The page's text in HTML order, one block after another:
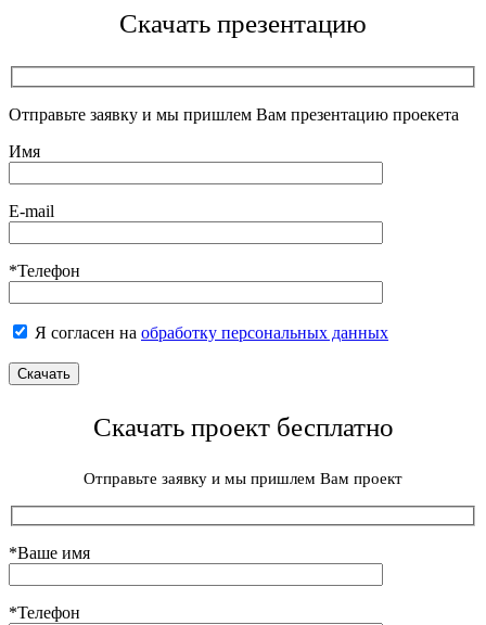
Скачать презентацию
Отправьте заявку и мы пришлем Вам презентацию проекета
Имя
E-mail
*Телефон
Я согласен на обработку персональных данных
Скачать проект бесплатно
Отправьте заявку и мы пришлем Вам проект
*Ваше имя
*Телефон